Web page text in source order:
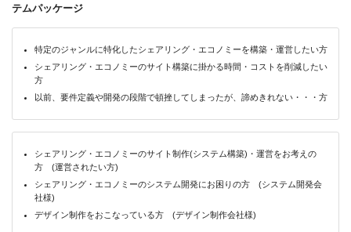
テムパッケージ
特定のジャンルに特化したシェアリング・エコノミーを構築・運営したい方
シェアリング・エコノミーのサイト構築に掛かる時間・コストを削減したい
方
以前、要件定義や開発の段階で頓挫してしまったが、諦めきれない・・・方
シェアリング・エコノミーのサイト制作(システム構築)・運営をお考えの
方 (運営されたい方)
シェアリング・エコノミーのシステム開発にお困りの方 (システム開発会
社様)
デザイン制作をおこなっている方 (デザイン制作会社様)